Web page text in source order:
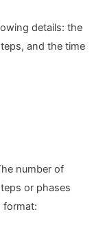
details: the
and the time
number of
or phases
format: